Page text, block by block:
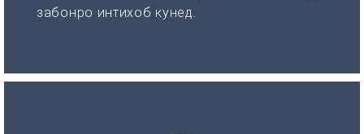
забонро интихоб кунед.